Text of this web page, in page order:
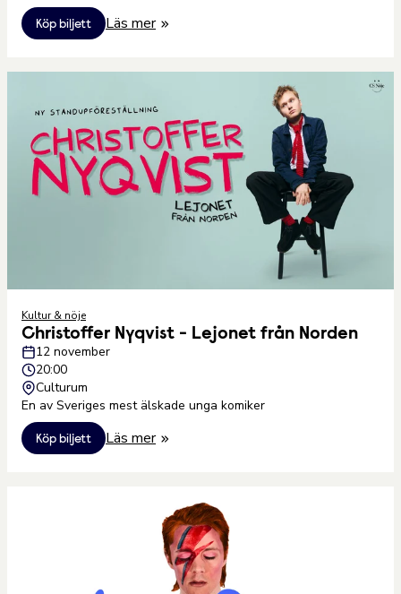
Köp biljett Läs mer
Kultur & nöje
Christoffer Nyqvist - Lejonet från Norden
12 november
20:00
Culturum
En av Sveriges mest älskade unga komiker
Köp biljett Läs mer